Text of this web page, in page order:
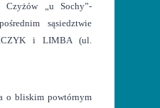
Czyżów „u Sochy”-
sąsiedztwie
i LIMBA (ul.
o bliskim powtórnym